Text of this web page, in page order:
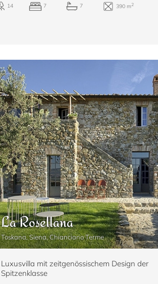
La Rosellana
Toskana, Siena, Chianciano Terme
Luxusvilla mit zeitgenössischem Design der
Spitzenklasse